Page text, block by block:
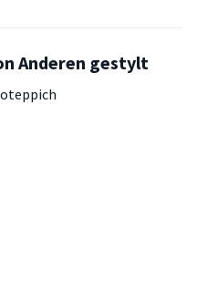
Anderen gestylt